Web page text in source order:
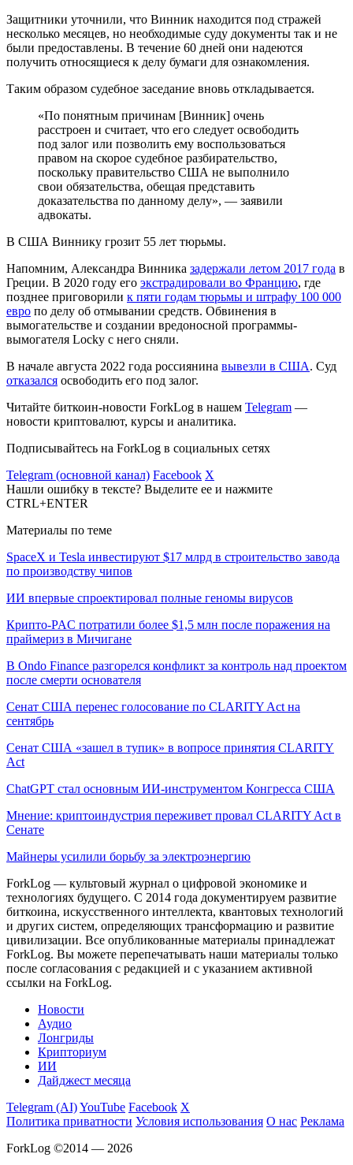
Защитники уточнили, что Винник находится под стражей
несколько месяцев, но необходимые суду документы так и не
были предоставлены. В течение 60 дней они надеются
получить относящиеся к делу бумаги для ознакомления.
Таким образом судебное заседание вновь откладывается.
«По понятным причинам [Винник] очень
расстроен и считает, что его следует освободить
под залог или позволить ему воспользоваться
правом на скорое судебное разбирательство,
поскольку правительство США не выполнило
свои обязательства, обещая представить
доказательства по данному делу», — заявили
адвокаты.
В США Виннику грозит 55 лет тюрьмы.
Напомним, Александра Винника задержали летом 2017 года в
Греции. В 2020 году его экстрадировали во Францию, где
позднее приговорили к пяти годам тюрьмы и штрафу 100 000
евро по делу об отмывании средств. Обвинения в
вымогательстве и создании вредоносной программы-
вымогателя Locky с него сняли.
В начале августа 2022 года россиянина вывезли в США. Суд
отказался освободить его под залог.
Читайте биткоин-новости ForkLog в нашем Telegram —
новости криптовалют, курсы и аналитика.
Подписывайтесь на ForkLog в социальных сетях
Telegram (основной канал) Facebook X
Нашли ошибку в тексте? Выделите ее и нажмите
CTRL+ENTER
Материалы по теме
SpaceX и Tesla инвестируют $17 млрд в строительство завода
по производству чипов
ИИ впервые спроектировал полные геномы вирусов
Крипто-PAC потратили более $1,5 млн после поражения на
праймериз в Мичигане
В Ondo Finance разгорелся конфликт за контроль над проектом
после смерти основателя
Сенат США перенес голосование по CLARITY Act на
сентябрь
Сенат США «зашел в тупик» в вопросе принятия CLARITY
Act
ChatGPT стал основным ИИ-инструментом Конгресса США
Мнение: криптоиндустрия переживет провал CLARITY Act в
Сенате
Майнеры усилили борьбу за электроэнергию
ForkLog — культовый журнал о цифровой экономике и
технологиях будущего. С 2014 года документируем развитие
биткоина, искусственного интеллекта, квантовых технологий
и других систем, определяющих трансформацию и развитие
цивилизации. Все опубликованные материалы принадлежат
ForkLog. Вы можете перепечатывать наши материалы только
после согласования с редакцией и с указанием активной
ссылки на ForkLog.
Новости
Аудио
Лонгриды
Крипториум
ИИ
Дайджест месяца
Telegram (AI)YouTube Facebook X
Политика приватности Условия использования О нас Реклама
ForkLog ©2014 — 2026